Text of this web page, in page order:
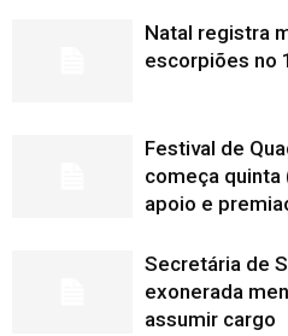
Natal registra
escorpiões no
Festival de
começa quinta
apoio e
Secretária de
exonerada
assumir cargo